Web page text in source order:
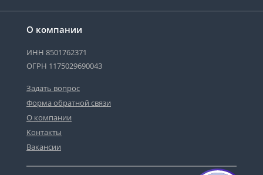
О компании
ИНН 8501762371
ОГРН 1175029690043
Задать вопрос
Форма обратной связи
О компании
Контакты
Вакансии